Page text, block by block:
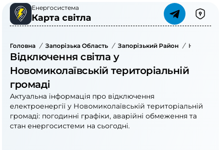
Енергосистема
Карта світла
Головна / Запорізька Область / Запорізький Район /
Відключення світла у
Новомиколаївській територіальній
громаді
Актуальна інформація про відключення
електроенергії у Новомиколаївській територіальній
громаді: погодинні графіки, аварійні обмеження та
стан енергосистеми на сьогодні.